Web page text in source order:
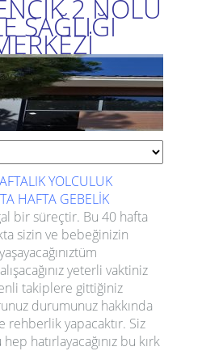
2 NOLU
SAĞLIĞI
YOLCULUK
HAFTA GEBELİK
bir süreçtir. Bu 40 hafta
sizin ve bebeğinizin
yeterli vaktiniz
takiplere gittiğiniz
durumunuz hakkında
rehberlik yapacaktır. Siz
hatırlayacağınız bu kırk